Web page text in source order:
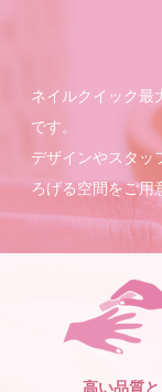
ネイルクイック最
です。
デザインやスタッ
ろげる空間をご用
高い品質と